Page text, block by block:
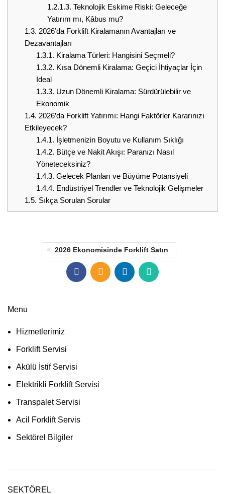
1.2.1.3. Teknolojik Eskime Riski: Geleceğe
Yatırım mı, Kâbus mu?
1.3. 2026’da Forklift Kiralamanın Avantajları ve
Dezavantajları
1.3.1. Kiralama Türleri: Hangisini Seçmeli?
1.3.2. Kısa Dönemli Kiralama: Geçici İhtiyaçlar İçin
Ideal
1.3.3. Uzun Dönemli Kiralama: Sürdürülebilir ve
Ekonomik
1.4. 2026’da Forklift Yatırımı: Hangi Faktörler Kararınızı
Etkileyecek?
1.4.1. İşletmenizin Boyutu ve Kullanım Sıklığı
1.4.2. Bütçe ve Nakit Akışı: Paranızı Nasıl
Yöneteceksiniz?
1.4.3. Gelecek Planları ve Büyüme Potansiyeli
1.4.4. Endüstriyel Trendler ve Teknolojik Gelişmeler
1.5. Sıkça Sorulan Sorular
2026 Ekonomisinde Forklift Satın
Menu
Hizmetlerimiz
Forklift Servisi
Akülü İstif Servisi
Elektrikli Forklift Servisi
Transpalet Servisi
Acil Forklift Servis
Sektörel Bilgiler
SEKTÖREL